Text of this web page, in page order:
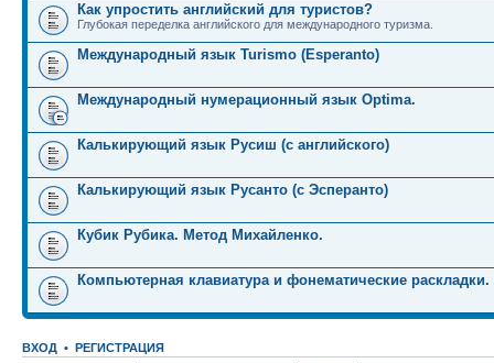
Как упростить английский для туристов?
Глубокая переделка английского для международного туризма.
Международный язык Turismo (Esperanto)
Международный нумерационный язык Optima.
Калькирующий язык Русиш (с английского)
Калькирующий язык Русанто (с Эсперанто)
Кубик Рубика. Метод Михайленко.
Компьютерная клавиатура и фонематические раскладки.
ВХОД • РЕГИСТРАЦИЯ